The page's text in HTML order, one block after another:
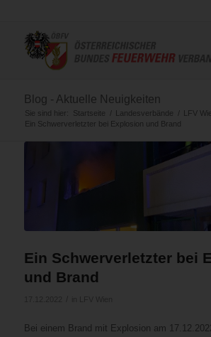
Blog - Aktuelle Neuigkeiten
Sie sind hier: Startseite / Landesverbände / LFV
Ein Schwerverletzter bei Explosion und Brand
Ein Schwerverletzter bei
und Brand
Bei einem Brand mit Explosion am